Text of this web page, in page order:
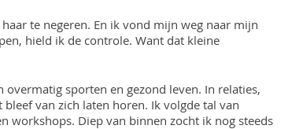
te negeren. En ik vond mijn weg naar mijn
hield ik de controle. Want dat kleine
sporten en gezond leven. In relaties,
van zich laten horen. Ik volgde tal van
workshops. Diep van binnen zocht ik nog steeds